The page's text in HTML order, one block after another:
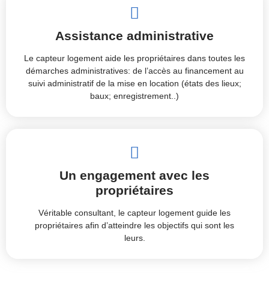
Assistance administrative
Le capteur logement aide les propriétaires dans toutes les
démarches administratives: de l’accès au financement au
suivi administratif de la mise en location (états des lieux;
baux; enregistrement..)
Un engagement avec les
propriétaires
Véritable consultant, le capteur logement guide les
propriétaires afin d’atteindre les objectifs qui sont les
leurs.